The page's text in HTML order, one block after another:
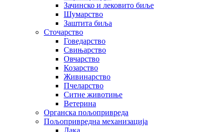
Зачинско и лековито биље
Шумарство
Заштита биља
Сточарство
Говедарство
Свињарство
Овчарство
Козарство
Живинарство
Пчеларство
Ситне животиње
Ветерина
Органска пољопривреда
Пољопривредна механизација
Лака